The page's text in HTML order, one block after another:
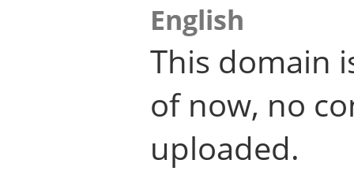
English
This domain
of now, no
uploaded.